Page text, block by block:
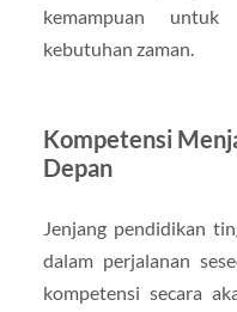
kemampuan
kebutuhan zaman.
Kompetensi
Depan
Jenjang pendidikan
dalam perjalanan
kompetensi secara